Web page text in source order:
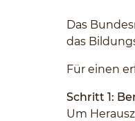
Das
das
Für einen
Schritt 1:
Um